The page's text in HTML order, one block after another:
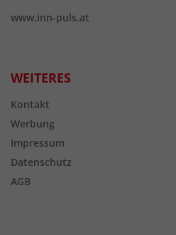
www.inn-puls.at
WEITERES
Kontakt
Werbung
Impressum
Datenschutz
AGB